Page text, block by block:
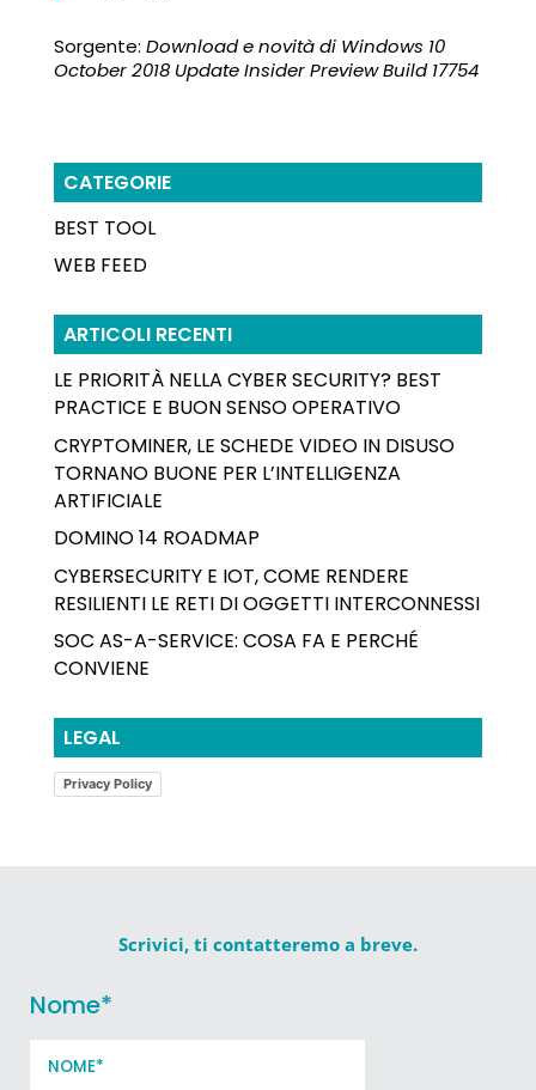
Sorgente: Download e novità di Windows 10
October 2018 Update Insider Preview Build 17754
CATEGORIE
BEST TOOL
WEB FEED
ARTICOLI RECENTI
LE PRIORITÀ NELLA CYBER SECURITY? BEST
PRACTICE E BUON SENSO OPERATIVO
CRYPTOMINER, LE SCHEDE VIDEO IN DISUSO
TORNANO BUONE PER L’INTELLIGENZA
ARTIFICIALE
DOMINO 14 ROADMAP
CYBERSECURITY E IOT, COME RENDERE
RESILIENTI LE RETI DI OGGETTI INTERCONNESSI
SOC AS-A-SERVICE: COSA FA E PERCHÉ
CONVIENE
LEGAL
Privacy Policy
Scrivici, ti contatteremo a breve.
Nome*